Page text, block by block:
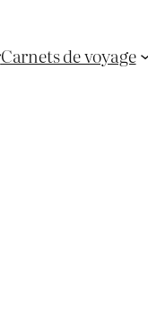
Carnets de voyage